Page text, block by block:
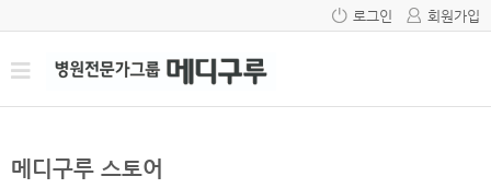
로그인 회원가입
메디구루 스토어